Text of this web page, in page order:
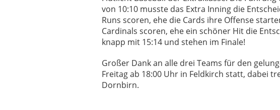
von 10:10 musste das Extra Inning die
Runs scoren, ehe die Cards ihre Offense
Cardinals scoren, ehe ein schöner Hit die
knapp mit 15:14 und stehen im Finale!
Großer Dank an alle drei Teams für den
Freitag ab 18:00 Uhr in Feldkirch statt, dabei
Dornbirn.